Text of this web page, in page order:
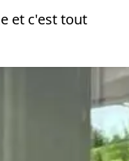
et c'est tout